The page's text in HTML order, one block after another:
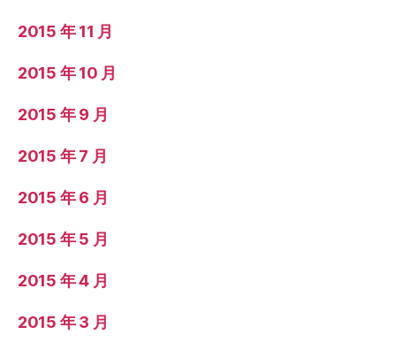
2015 年 11 月
2015 年 10 月
2015 年 9 月
2015 年 7 月
2015 年 6 月
2015 年 5 月
2015 年 4 月
2015 年 3 月